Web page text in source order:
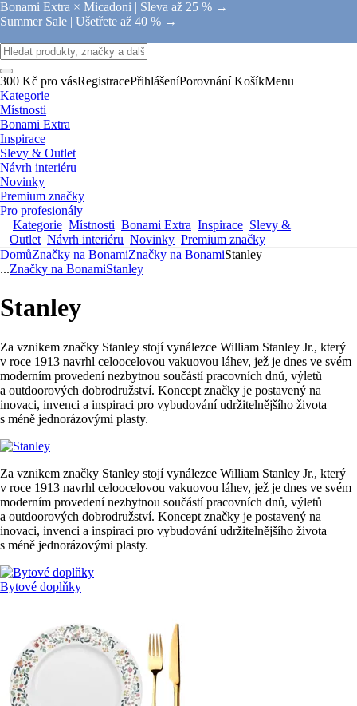
Bonami Extra × Micadoni | Sleva až 25 % →
Summer Sale | Ušetřete až 40 % →
300 Kč pro vásRegistracePřihlášeníPorovnání KošíkMenu
Kategorie
Místnosti
Bonami Extra
Inspirace
Slevy & Outlet
Návrh interiéru
Novinky
Premium značky
Pro profesionály
Kategorie Místnosti Bonami Extra Inspirace Slevy &
Outlet Návrh interiéru Novinky Premium značky
DomůZnačky na BonamiZnačky na BonamiStanley
...Značky na BonamiStanley
Stanley
Za vznikem značky Stanley stojí vynálezce William Stanley Jr., který
v roce 1913 navrhl celoocelovou vakuovou láhev, jež je dnes ve svém
moderním provedení nezbytnou součástí pracovních dnů, výletů
a outdoorových dobrodružství. Koncept značky je postavený na
inovaci, invenci a inspiraci pro vybudování udržitelnějšího života
s méně jednorázovými plasty.
Za vznikem značky Stanley stojí vynálezce William Stanley Jr., který
v roce 1913 navrhl celoocelovou vakuovou láhev, jež je dnes ve svém
moderním provedení nezbytnou součástí pracovních dnů, výletů
a outdoorových dobrodružství. Koncept značky je postavený na
inovaci, invenci a inspiraci pro vybudování udržitelnějšího života
s méně jednorázovými plasty.
Bytové doplňky